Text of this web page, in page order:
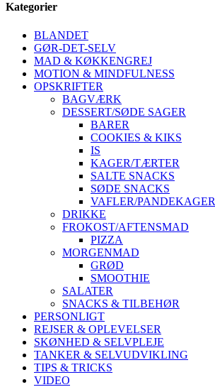
Kategorier
BLANDET
GØR-DET-SELV
MAD & KØKKENGREJ
MOTION & MINDFULNESS
OPSKRIFTER
BAGVÆRK
DESSERT/SØDE SAGER
BARER
COOKIES & KIKS
IS
KAGER/TÆRTER
SALTE SNACKS
SØDE SNACKS
VAFLER/PANDEKAGER
DRIKKE
FROKOST/AFTENSMAD
PIZZA
MORGENMAD
GRØD
SMOOTHIE
SALATER
SNACKS & TILBEHØR
PERSONLIGT
REJSER & OPLEVELSER
SKØNHED & SELVPLEJE
TANKER & SELVUDVIKLING
TIPS & TRICKS
VIDEO